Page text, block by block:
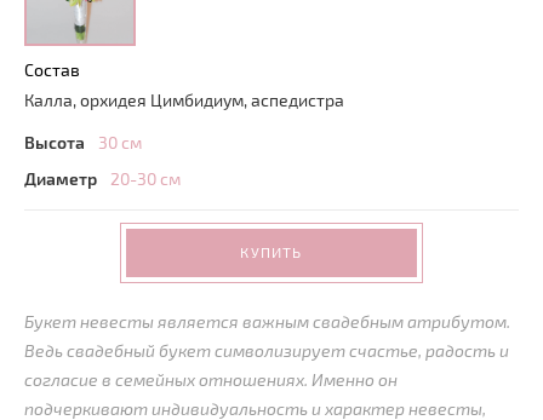
Состав
Калла, орхидея Цимбидиум, аспедистра
Высота
30 см
Диаметр
20-30 см
КУПИТЬ
Букет невесты является важным свадебным атрибутом.
Ведь свадебный букет символизирует счастье, радость и
согласие в семейных отношениях. Именно он
подчеркивают индивидуальность и характер невесты,